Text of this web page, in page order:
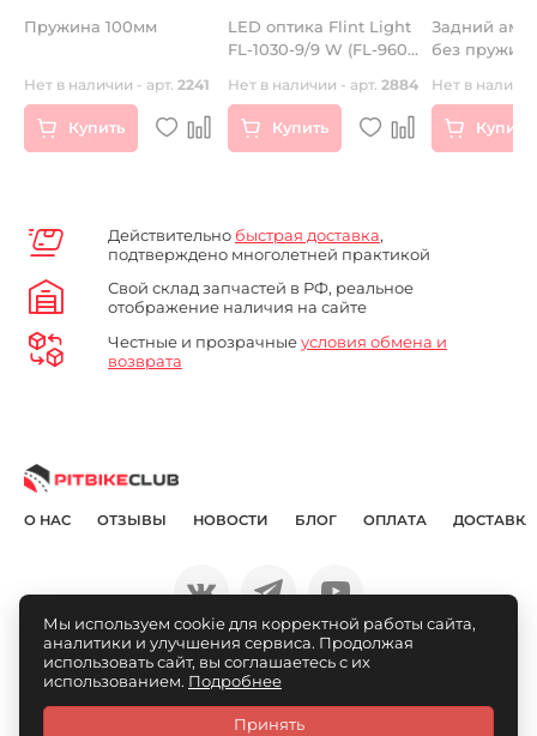
Пружина 100мм
Нет в наличии - арт. 2241
Купить
LED оптика Flint Light
FL-1030-9/9 W (FL-960)
Нет в наличии - арт. 2884
Купить
Задний
без
10mm
Нет в
Купить
Действительно быстрая доставка,
подтверждено многолетней практикой
Свой склад запчастей в РФ, реальное
отображение наличия на сайте
Честные и прозрачныеусловия обмена и
возврата
О НАС ОТЗЫВЫ НОВОСТИ БЛОГ ОПЛАТА ДОСТАВКА
© Pitbikeclub.ru 2012-2026
Мы используем cookie для корректной работы сайта,
аналитики и улучшения сервиса. Продолжая
использовать сайт, вы соглашаетесь с их
использованием. Подробнее
Принять